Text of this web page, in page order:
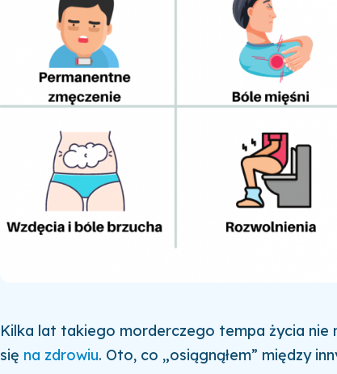
Kilka lat takiego morderczego tempa życia nie
się na zdrowiu. Oto, co „osiągnąłem” między